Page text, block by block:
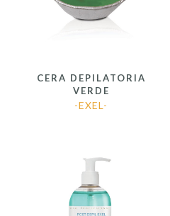
CERA DEPILATORIA
VERDE
-EXEL-